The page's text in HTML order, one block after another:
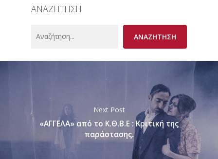
ΑΝΑΖΗΤΗΣΗ
ΑΝΑΖΗΤΗΣΗ
Next Post
«ΑΓΓΕΛΑ» από το Κ.Θ.Β.Ε : Κριτική της
παράστασης.